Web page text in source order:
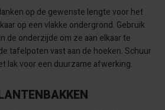
op de gewenste lengte voor het
op een vlakke ondergrond. Gebruik
de onderzijde om ze aan elkaar te
tafelpoten vast aan de hoeken. Schuur
lak voor een duurzame afwerking.